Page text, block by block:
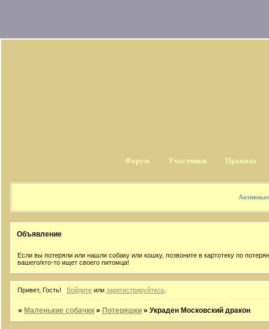
Форум Участники Правила
Объявление
Если вы потеряли или нашли собаку или кошку, позвоните в картотеку по
вашего/кто-то ищет своего питомца!
Привет, Гость! Войдитеили зарегистрируйтесь
» Маленькие собачки » Потеряшки »Украден Московский дракон